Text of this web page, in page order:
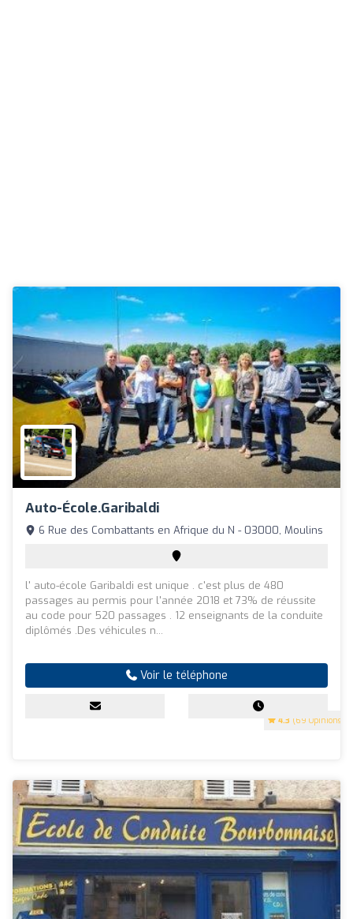
Auto-École.garibaldi
4.3 (69 Opinions)
6 Rue des Combattants en Afrique du N - 03000, Moulins
l' auto-école Garibaldi est unique . c'est plus de 480
passages au permis pour l'année 2018 et 73% de réussite
au code pour 520 passages . 12 enseignants de la conduite
diplômés .Des véhicules n...
Voir le téléphone